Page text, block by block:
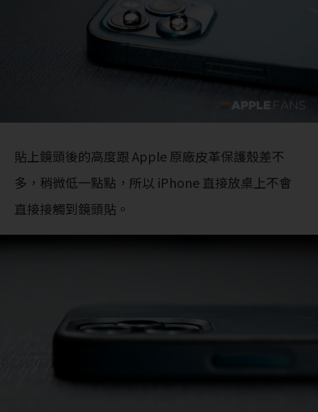
貼上鏡頭後的高度跟 Apple 原廠皮革保護殼差不
多，稍微低一點點，所以 iPhone 直接放桌上不會
直接接觸到鏡頭貼。